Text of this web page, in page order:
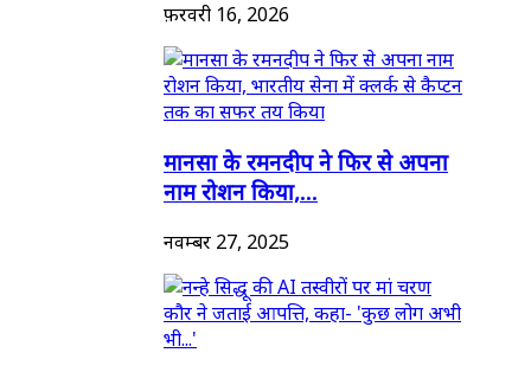
फ़रवरी 16, 2026
मानसा के रमनदीप ने फिर से अपना
नाम रोशन किया,...
नवम्बर 27, 2025